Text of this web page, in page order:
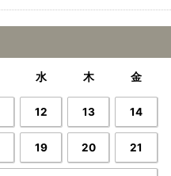
水 木 金
12 13 14
19 20 21